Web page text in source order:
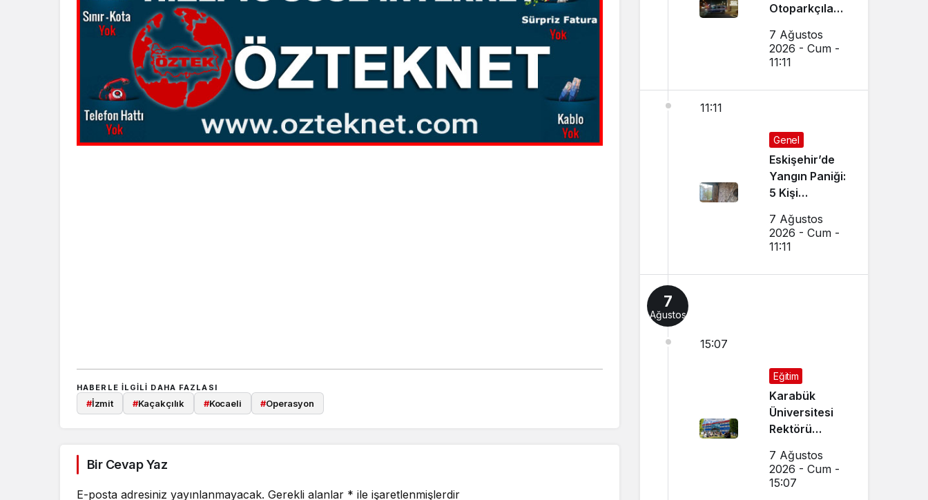
HABERLE ILGILI DAHA FAZLASI
#İzmit #Kaçakçılık #Kocaeli #Operasyon
Bir Cevap Yaz
E-posta adresiniz yayınlanmayacak. Gerekli alanlar * ile işaretlenmişlerdir
Otoparkçılara
Operasyon:
10 Kişi
Alındı
7 Ağustos
2026 - Cum -
11:11
11:11
Genel
Eskişehir’de
Yangın Paniği:
5 Kişi
Etkilendi
7 Ağustos
2026 - Cum -
11:11
7
Ağustos
15:07
Eğitim
Karabük
Üniversitesi
Rektörü
Aday
Öğrencilere
7 Ağustos
2026 - Cum -
15:07